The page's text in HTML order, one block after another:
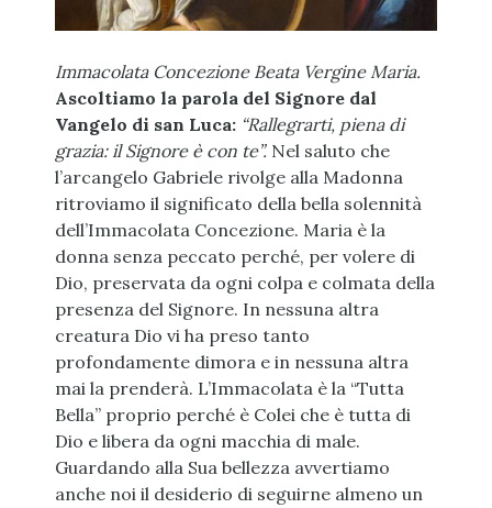
Immacolata Concezione Beata Vergine Maria.
Ascoltiamo la parola del Signore dal
Vangelo di san Luca: “Rallegrarti, piena di
grazia: il Signore è con te”.Nel saluto che
l’arcangelo Gabriele rivolge alla Madonna
ritroviamo il significato della bella solennità
dell’Immacolata Concezione. Maria è la
donna senza peccato perché, per volere di
Dio, preservata da ogni colpa e colmata della
presenza del Signore. In nessuna altra
creatura Dio vi ha preso tanto
profondamente dimora e in nessuna altra
mai la prenderà. L’Immacolata è la “Tutta
Bella” proprio perché è Colei che è tutta di
Dio e libera da ogni macchia di male.
Guardando alla Sua bellezza avvertiamo
anche noi il desiderio di seguirne almeno un